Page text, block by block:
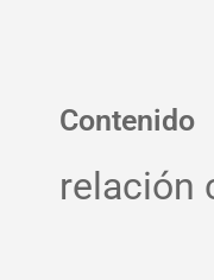
Contenido
relación